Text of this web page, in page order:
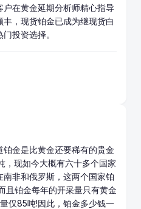
户在黄金延期分析师精心指导
丰，现货铂金已成为继现货白
投资选择。
铂金是比黄金还要稀有的贵金
，现如今大概有六十多个国家
非和俄罗斯，这两个国家铂
且铂金每年的开采量只有黄金
仅85吨!因此，铂金多少钱一